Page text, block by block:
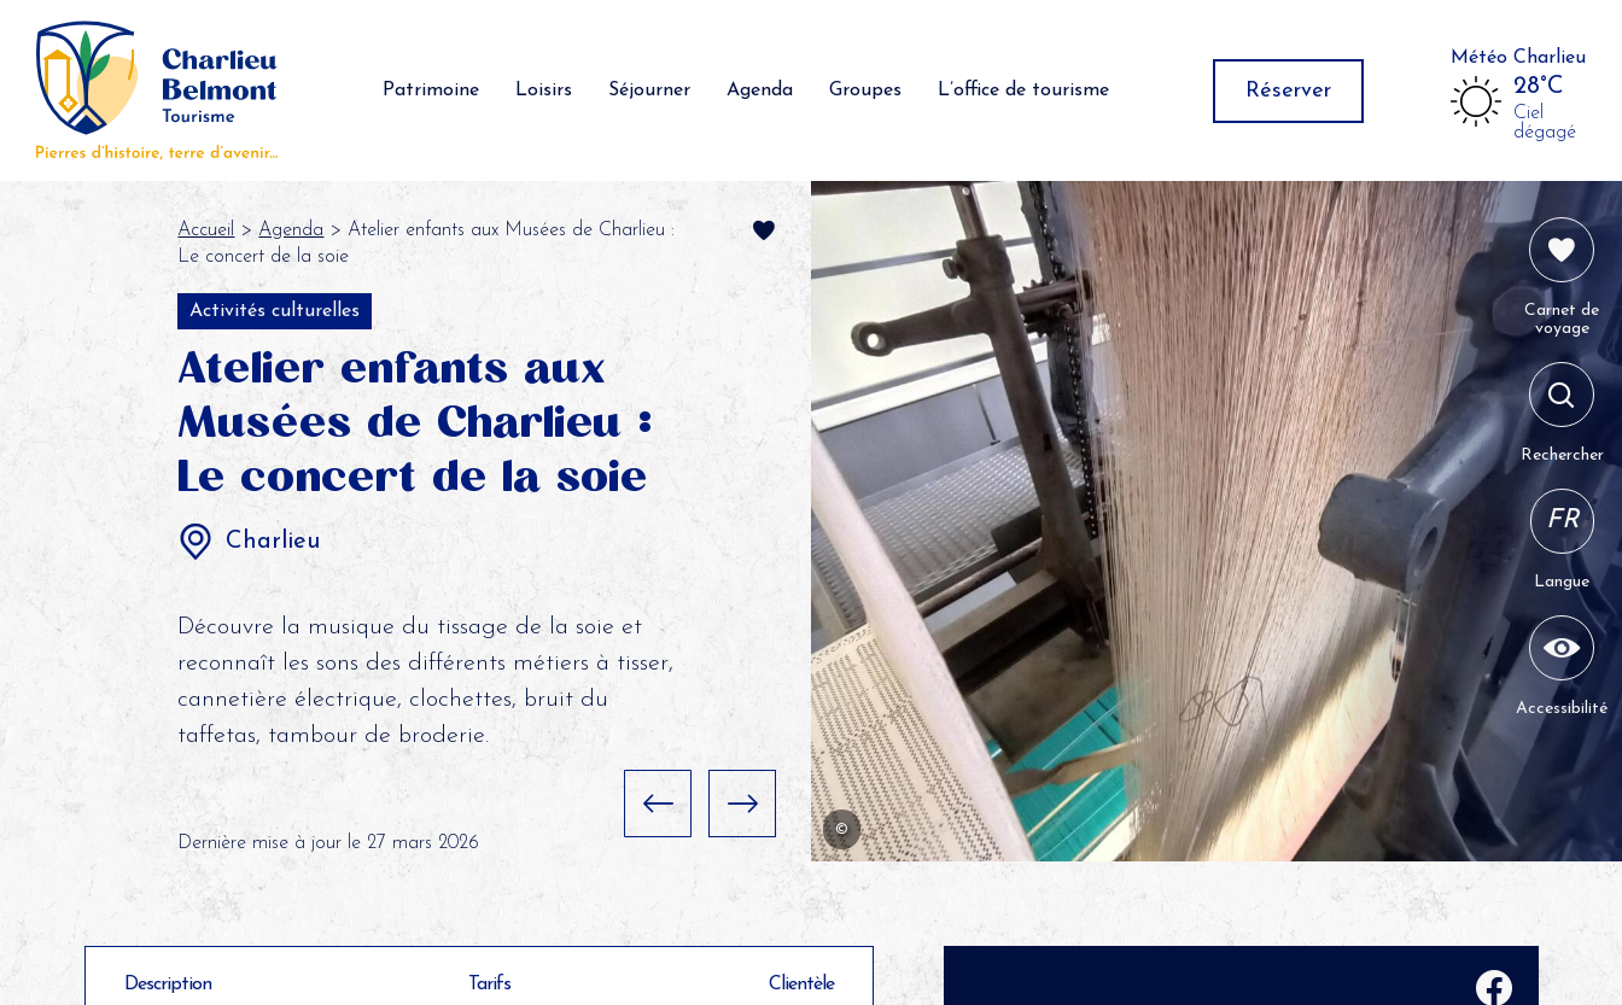
Patrimoine Loisirs Séjourner Agenda Groupes L’office de tourisme Réserver
Météo Charlieu
28°C
Ciel
dégagé
Carnet de
voyage
Rechercher
FR
Langue
Accessibilité
Accueil > Agenda > Atelier enfants aux Musées de Charlieu :
Le concert de la soie
Activités culturelles
Atelier enfants aux
Musées de Charlieu :
Le concert de la soie
Charlieu
Découvre la musique du tissage de la soie et
reconnaît les sons des différents métiers à tisser,
cannetière électrique, clochettes, bruit du
taffetas, tambour de broderie.
Dernière mise à jour le 27 mars 2026
©
Description Tarifs Clientèle
Panneau de gestion des cookies